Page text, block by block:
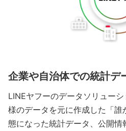
企業や自治体での統計デ
LINEヤフーのデータソリュー
様のデータを元に作成した「
態になった統計データ、公開